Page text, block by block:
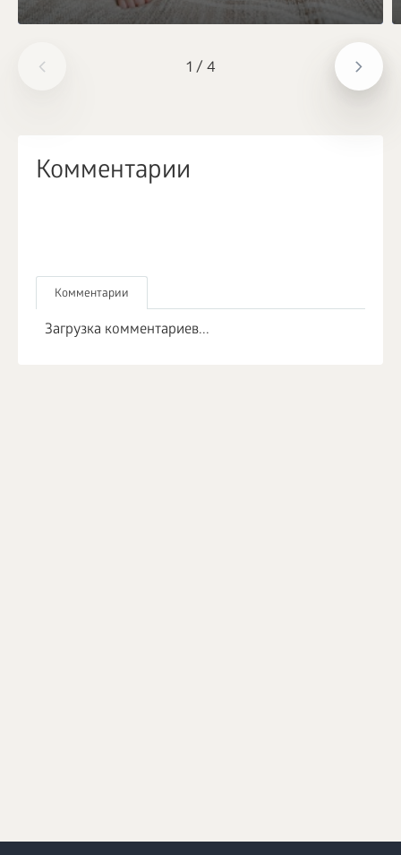
1 / 4
Комментарии
Комментарии
Загрузка комментариев...